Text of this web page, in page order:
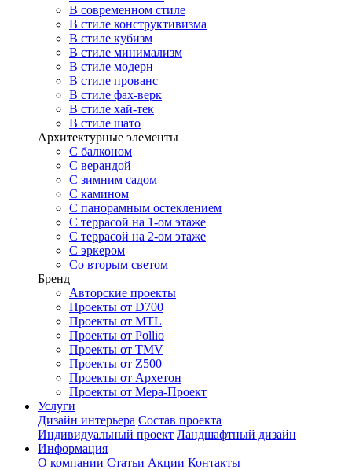
В современном стиле
В стиле конструктивизма
В стиле кубизм
В стиле минимализм
В стиле модерн
В стиле прованс
В стиле фах-верк
В стиле хай-тек
В стиле шато
Архитектурные элементы
С балконом
С верандой
С зимним садом
С камином
С панорамным остеклением
С террасой на 1-ом этаже
С террасой на 2-ом этаже
С эркером
Со вторым светом
Бренд
Авторские проекты
Проекты от D700
Проекты от MTL
Проекты от Pollio
Проекты от TMV
Проекты от Z500
Проекты от Архетон
Проекты от Мера-Проект
Услуги
Дизайн интерьера Состав проекта
Индивидуальный проект Ландшафтный дизайн
Информация
О компании Статьи Акции Контакты